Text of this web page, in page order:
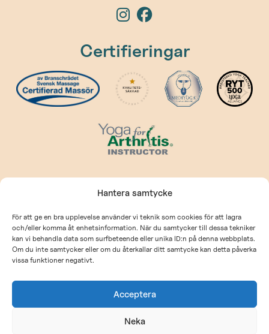
Hantera samtycke
För att ge en bra upplevelse använder vi teknik som cookies för att lagra
och/eller komma åt enhetsinformation. När du samtycker till dessa tekniker
kan vi behandla data som surfbeteende eller unika ID:n på denna webbplats.
Om du inte samtycker eller om du återkallar ditt samtycke kan detta påverka
vissa funktioner negativt.
Acceptera
Neka
Certifieringar
Kontakt
kontakt@prehabcenter.com
Allmänna villkor